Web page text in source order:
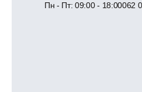
Пн - Пт: 09:00 - 18:00062